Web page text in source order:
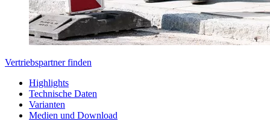
Vertriebspartner finden
Highlights
Technische Daten
Varianten
Medien und Download